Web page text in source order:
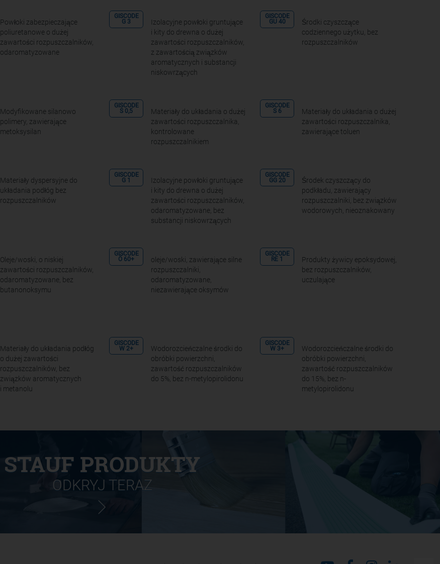
Powłoki zabezpieczające
poliuretanowe o dużej
zawartości rozpuszczalników,
odaromatyzowane
GISCODE
G 3
Izolacyjne powłoki gruntujące
i kity do drewna o dużej
zawartości rozpuszczalników,
z zawartością związków
aromatycznych i substancji
niskowrzących
GISCODE
GU 40
Środki czyszczące
codziennego użytku, bez
rozpuszczalników
Modyfikowane silanowo
polimery, zawierające
metoksysilan
GISCODE
S 0,5
Materiały do układania o dużej
zawartości rozpuszczalnika,
kontrolowane
rozpuszczalnikiem
GISCODE
S 6
Materiały do układania o dużej
zawartości rozpuszczalnika,
zawierające toluen
Materiały dyspersyjne do
układania podłóg bez
rozpuszczalników
GISCODE
G 1
Izolacyjne powłoki gruntujące
i kity do drewna o dużej
zawartości rozpuszczalników,
odaromatyzowane, bez
substancji niskowrzących
GISCODE
GG 20
Środek czyszczący do
podkładu, zawierający
rozpuszczalniki, bez związków
wodorowych, nieoznakowany
Oleje/woski, o niskiej
zawartości rozpuszczalników,
odaromatyzowane, bez
butanonoksymu
GISCODE
Ö 60+
oleje/woski, zawierające silne
rozpuszczalniki,
odaromatyzowane,
niezawierające oksymów
GISCODE
RE 1
Produkty żywicy epoksydowej,
bez rozpuszczalników,
uczulające
Materiały do układania podłóg
o dużej zawartości
rozpuszczalników, bez
związków aromatycznych
i metanolu
GISCODE
W 2+
Wodorozcieńczalne środki do
obróbki powierzchni,
zawartość rozpuszczalników
do 5%, bez n-metylopirolidonu
GISCODE
W 3+
Wodorozcieńczalne środki do
obróbki powierzchni,
zawartość rozpuszczalników
do 15%, bez n-
metylopirolidonu
STAUF PRODUKTY
ODKRYJ TERAZ